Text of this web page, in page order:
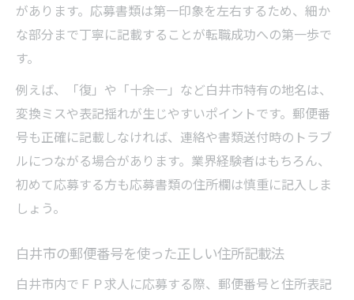
があります。応募書類は第一印象を左右するため、細か
な部分まで丁寧に記載することが転職成功への第一歩で
す。
例えば、「復」や「十余一」など白井市特有の地名は、
変換ミスや表記揺れが生じやすいポイントです。郵便番
号も正確に記載しなければ、連絡や書類送付時のトラブ
ルにつながる場合があります。業界経験者はもちろん、
初めて応募する方も応募書類の住所欄は慎重に記入しま
しょう。
白井市の郵便番号を使った正しい住所記載法
白井市内でＦＰ求人に応募する際、郵便番号と住所表記